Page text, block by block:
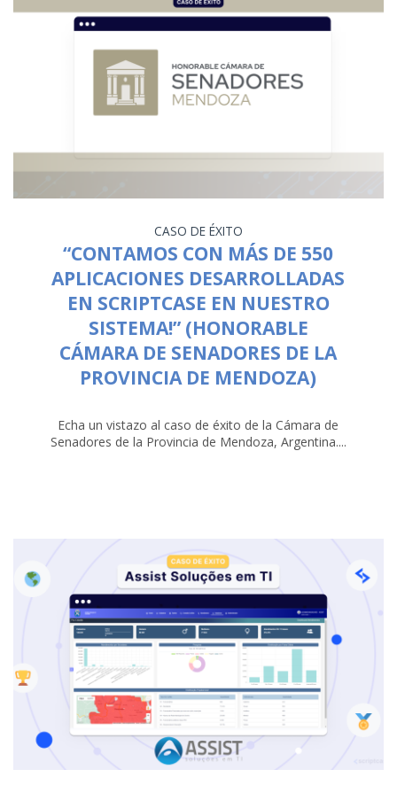
CASO DE ÉXITO
“CONTAMOS CON MÁS DE 550
APLICACIONES DESARROLLADAS
EN SCRIPTCASE EN NUESTRO
SISTEMA!” (HONORABLE
CÁMARA DE SENADORES DE LA
PROVINCIA DE MENDOZA)
Echa un vistazo al caso de éxito de la Cámara de
Senadores de la Provincia de Mendoza, Argentina....